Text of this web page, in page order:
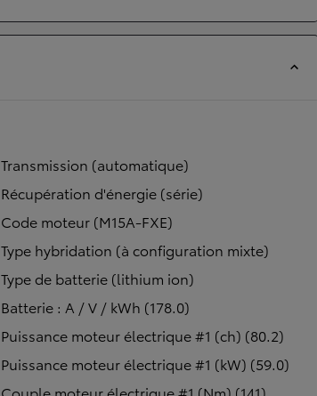
Transmission (automatique)
Récupération d'énergie (série)
Code moteur (M15A-FXE)
Type hybridation (à configuration mixte)
Type de batterie (lithium ion)
Batterie : A / V / kWh (178.0)
Puissance moteur électrique #1 (ch) (80.2)
Puissance moteur électrique #1 (kW) (59.0)